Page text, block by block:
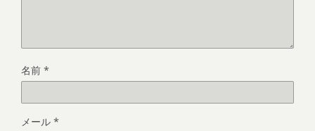
名前 *
メール *